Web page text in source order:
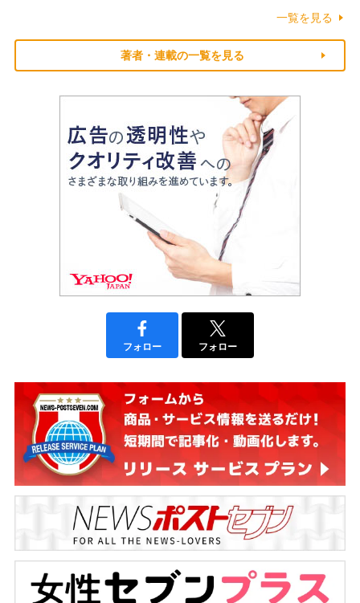
一覧を見る
著者・連載の一覧を見る
フォロー フォロー